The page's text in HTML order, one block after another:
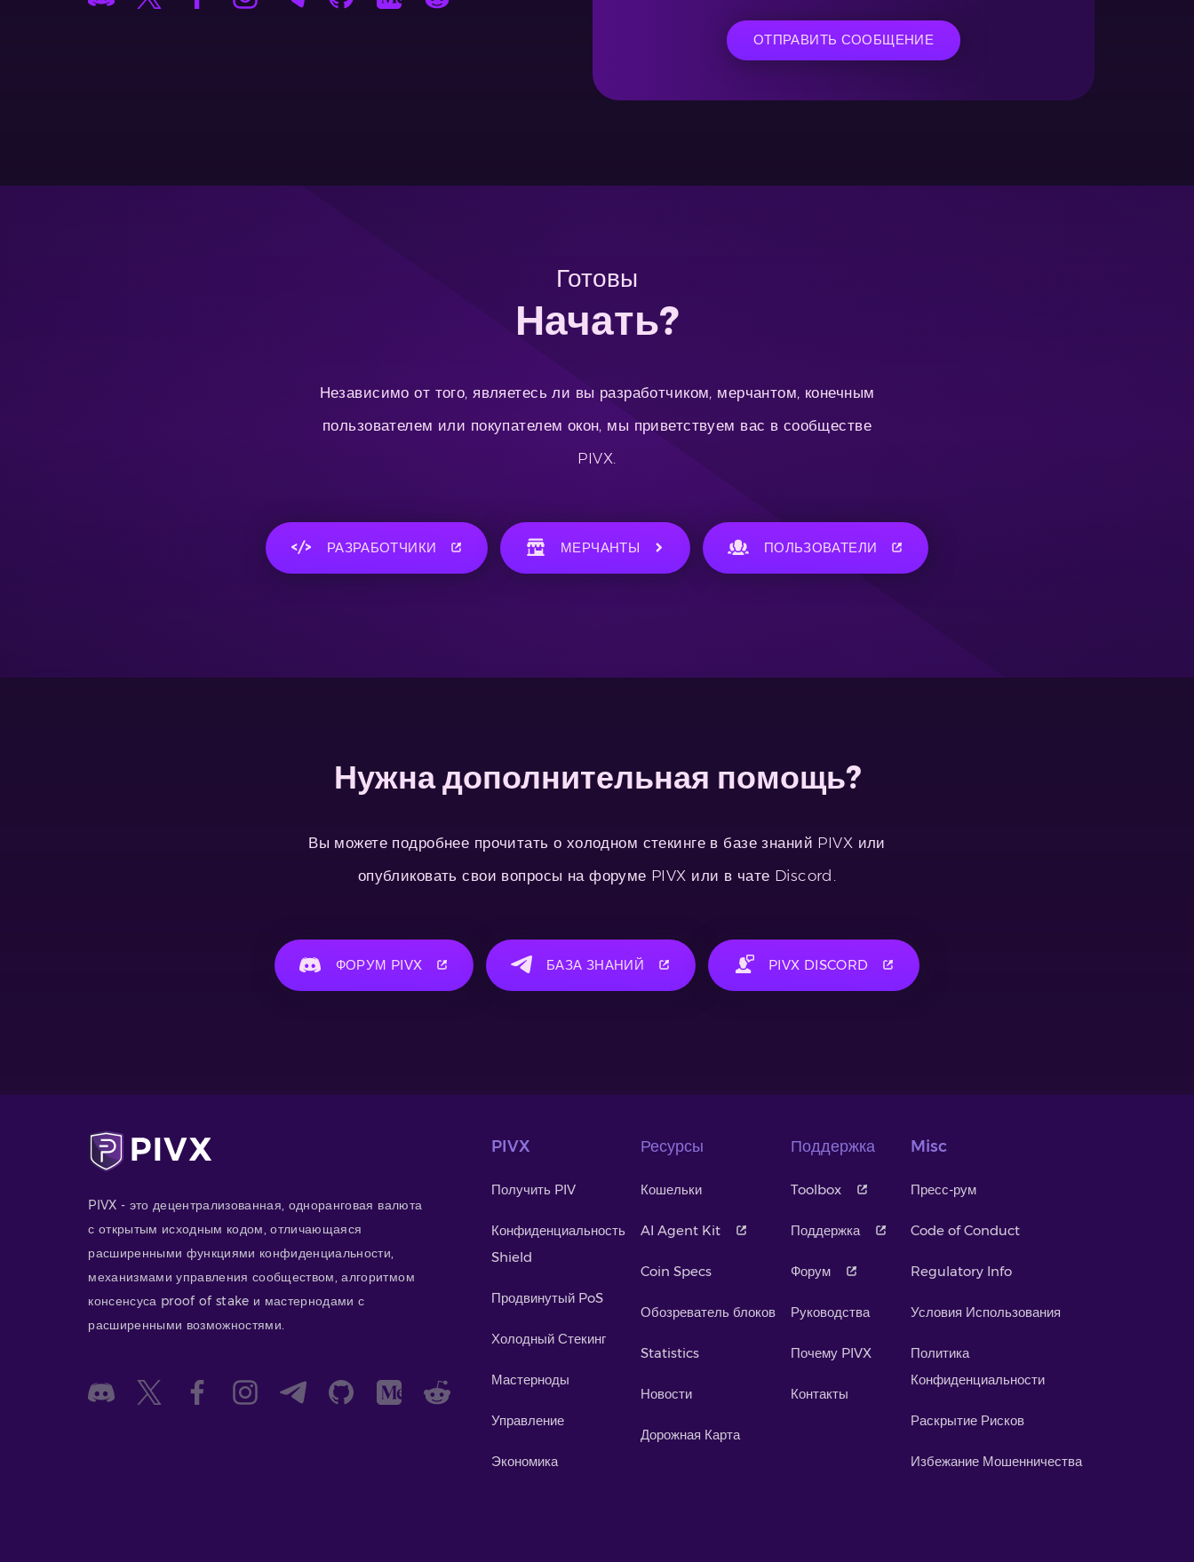
ОТПРАВИТЬ СООБЩЕНИЕ
Готовы
Начать?
Независимо от того, являетесь ли вы разработчиком, мерчантом, конечным
пользователем или покупателем окон, мы приветствуем вас в сообществе
PIVX.
РАЗРАБОТЧИКИ МЕРЧАНТЫ ПОЛЬЗОВАТЕЛИ
Нужна дополнительная помощь?
Вы можете подробнее прочитать о холодном стекинге в базе знаний PIVX или
опубликовать свои вопросы на форуме PIVX или в чате Discord.
ФОРУМ PIVX БАЗА ЗНАНИЙ PIVX DISCORD
PIVX - это децентрализованная, одноранговая валюта
с открытым исходным кодом, отличающаяся
расширенными функциями конфиденциальности,
механизмами управления сообществом, алгоритмом
консенсуса proof of stake и мастернодами с
расширенными возможностями.
PIVX
Получить PIV
Конфиденциальность
Shield
Продвинутый PoS
Холодный Стекинг
Мастерноды
Управление
Экономика
Ресурсы
Кошельки
AI Agent Kit
Coin Specs
Обозреватель блоков
Statistics
Новости
Дорожная Карта
Поддержка
Toolbox
Поддержка
Форум
Руководства
Почему PIVX
Контакты
Misc
Пресс-рум
Code of Conduct
Regulatory Info
Условия Использования
Политика
Конфиденциальности
Раскрытие Рисков
Избежание Мошенничества